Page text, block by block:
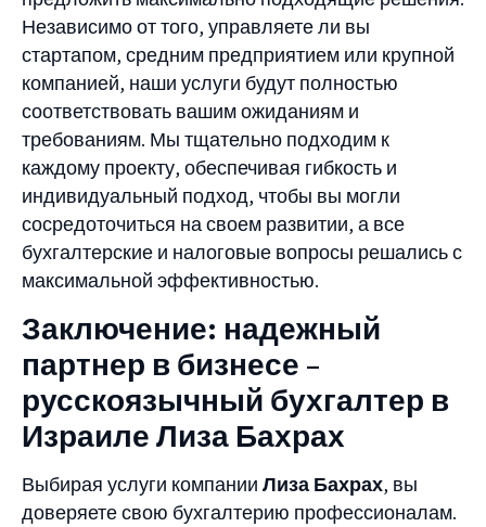
Независимо от того, управляете ли вы
стартапом, средним предприятием или крупной
компанией, наши услуги будут полностью
соответствовать вашим ожиданиям и
требованиям. Мы тщательно подходим к
каждому проекту, обеспечивая гибкость и
индивидуальный подход, чтобы вы могли
сосредоточиться на своем развитии, а все
бухгалтерские и налоговые вопросы решались с
максимальной эффективностью.
Заключение: надежный
партнер в бизнесе –
русскоязычный бухгалтер в
Израиле Лиза Бахрах
Выбирая услуги компании Лиза Бахрах, вы
доверяете свою бухгалтерию профессионалам.